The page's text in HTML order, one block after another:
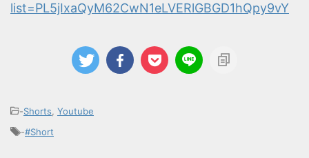
list=PL5jIxaQyM62CwN1eLVERlGBGD1hQpy9vY
-Shorts Youtube
-#Short